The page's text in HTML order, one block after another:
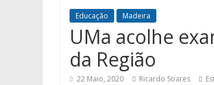
Educação Madeira
UMa acolhe
da Região
22 Maio, 2020 Ricardo Soares